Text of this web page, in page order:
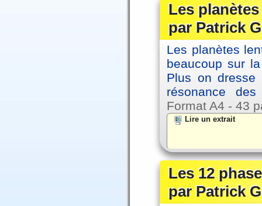
Les
par Patrick
Les planètes
beaucoup sur
Plus on dresse
résonance
Format A4 - 43
Lire un extrait
Les 12
par Patrick